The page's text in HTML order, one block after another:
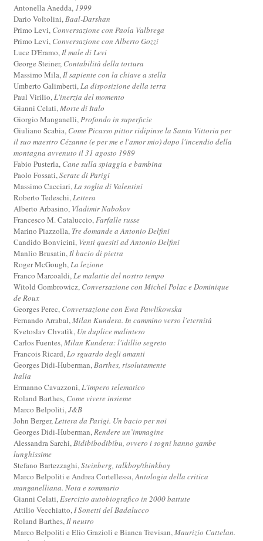
Antonella Anedda, 1999
Dario Voltolini,Baal-Darshan
Primo Levi, Conversazione con Paola Valbrega
Primo Levi, Conversazione con Alberto Gozzi
Luce D'Eramo,Il male di Levi
George Steiner, Contabilità della tortura
Massimo Mila,Il sapiente con la chiave a stella
Umberto Galimberti,La disposizione della terra
Paul Virilio,L'inerzia del momento
Gianni Celati,Morte di Italo
Giorgio Manganelli,Profondo in superficie
Giuliano Scabia, Come Picasso pittor ridipinse la Santa Vittoria per
il suo maestro Cézanne (e per me e l'amor mio) dopo l'incendio della
montagna avvenuto il 31 agosto 1989
Fabio Pusterla, Cane sulla spiaggia e bambina
Paolo Fossati,Serate di Parigi
Massimo Cacciari,La soglia di Valentini
Roberto Tedeschi,Lettera
Alberto Arbasino, Vladimir Nabokov
Francesco M. Cataluccio,Farfalle russe
Marino Piazzolla, Tre domande a Antonio Delfini
Candido Bonvicini, Venti quesiti ad Antonio Delfini
Manlio Brusatin,Il bacio di pietra
Roger McGough,La lezione
Franco Marcoaldi,Le malattie del nostro tempo
Witold Gombrowicz, Conversazione con Michel Polac e Dominique
de Roux
Georges Perec, Conversazione con Ewa Pawlikowska
Fernando Arrabal,Milan Kundera. In cammino verso l'eternità
Kvetoslav Chvatìk, Un duplice malinteso
Carlos Fuentes,Milan Kundera: l'idillio segreto
Francois Ricard,Lo sguardo degli amanti
Georges Didi-Huberman,Barthes, risolutamente
Italia
Ermanno Cavazzoni,L'impero telematico
Roland Barthes, Come vivere insieme
Marco Belpoliti,J&B
John Berger,Lettera da Parigi. Un bacio per noi
Georges Didi-Huberman,Rendere un’immagine
Alessandra Sarchi,Bidibibodibibu, ovvero i sogni hanno gambe
lunghissime
Stefano Bartezzaghi,Steinberg, talkboy/thinkboy
Marco Belpoliti e Andrea Cortellessa,Antologia della critica
manganelliana. Nota e sommario
Gianni Celati,Esercizio autobiografico in 2000 battute
Attilio Vecchiatto,I Sonetti del Badalucco
Roland Barthes,Il neutro
Marco Belpoliti e Elio Grazioli e Bianca Trevisan,Maurizio Cattelan.